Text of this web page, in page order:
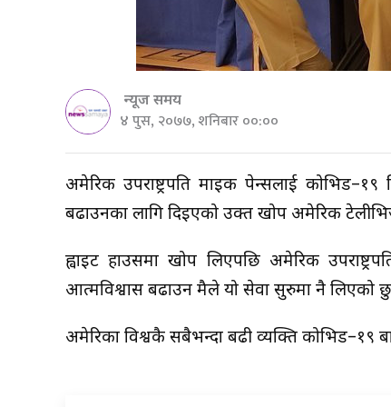
न्यूज समय
४ पुस, २०७७, शनिबार ००:००
अमेरिकी उपराष्ट्रपति माइक पेन्सलाई
बढाउनका लागि दिइएको उक्त खोप अमेरिकी
ह्वाइट हाउसमा खोप लिएपछि अमेरिकी
आत्मविश्वास बढाउन मैले यो सेवा सुरुमा नै लिएको
अमेरिका विश्वकै सबैभन्दा बढी व्यक्ति कोभिड–१९